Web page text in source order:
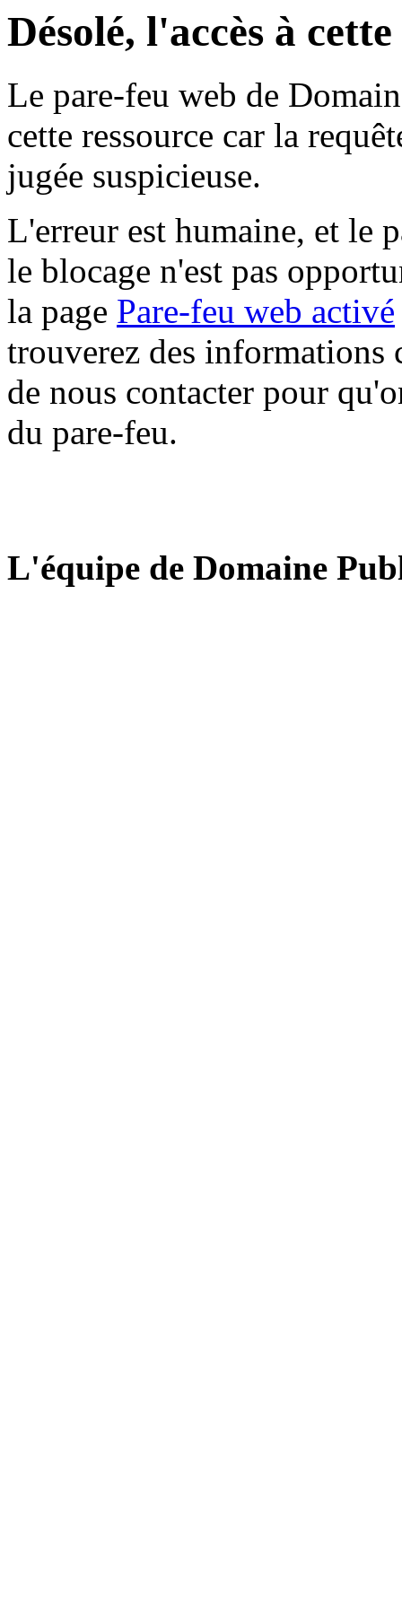
Désolé, l'accès à
Le pare-feu web de
cette ressource car la
jugée suspicieuse.
L'erreur est humaine, et le
le blocage n'est pas
la page Pare-feu web activé
trouverez des informations
de nous contacter pour
du pare-feu.
L'équipe de Domaine